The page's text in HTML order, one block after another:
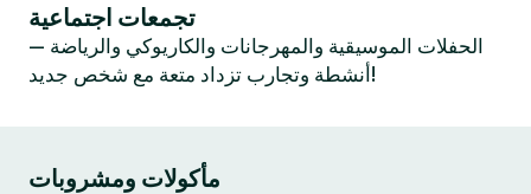
تجمعات اجتماعية
الحفلات الموسيقية والمهرجانات والكاريوكي والرياضة —
أنشطة وتجارب تزداد متعة مع شخص جديد!
مأكولات ومشروبات